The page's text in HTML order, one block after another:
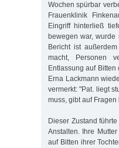
Wochen spürbar
Frauenklinik
Eingriff hinterließ
bewegen war, wurde
Bericht ist
macht, Personen
Entlassung auf
Erna Lackmann
vermerkt: "Pat. liegt
muss, gibt auf Fragen
Dieser Zustand
Anstalten. Ihre
auf Bitten ihrer